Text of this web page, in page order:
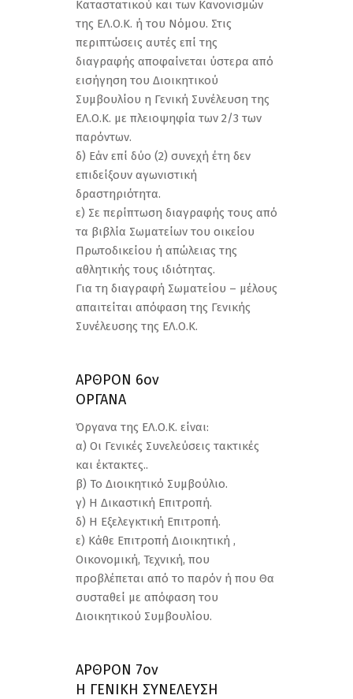
Καταστατικού και των Κανονισμών
της ΕΛ.Ο.Κ. ή του Νόμου. Στις
περιπτώσεις αυτές επί της
διαγραφής αποφαίνεται ύστερα από
εισήγηση του Διοικητικού
Συμβουλίου η Γενική Συνέλευση της
ΕΛ.Ο.Κ. με πλειοψηφία των 2/3 των
παρόντων.
δ) Εάν επί δύο (2) συνεχή έτη δεν
επιδείξουν αγωνιστική
δραστηριότητα.
ε) Σε περίπτωση διαγραφής τους από
τα βιβλία Σωματείων του οικείου
Πρωτοδικείου ή απώλειας της
αθλητικής τους ιδιότητας.
Για τη διαγραφή Σωματείου – μέλους
απαιτείται απόφαση της Γενικής
Συνέλευσης της ΕΛ.Ο.Κ.
ΑΡΘΡΟΝ 6ον
ΟΡΓΑΝΑ
Όργανα της ΕΛ.Ο.Κ. είναι:
α) Οι Γενικές Συνελεύσεις τακτικές
και έκτακτες..
β) Το Διοικητικό Συμβούλιο.
γ) Η Δικαστική Επιτροπή.
δ) Η Εξελεγκτική Επιτροπή.
ε) Κάθε Επιτροπή Διοικητική ,
Οικονομική, Τεχνική, που
προβλέπεται από το παρόν ή που Θα
συσταθεί με απόφαση του
Διοικητικού Συμβουλίου.
ΑΡΘΡΟΝ 7ον
Η ΓΕΝΙΚΗ ΣΥΝΕΛΕΥΣΗ